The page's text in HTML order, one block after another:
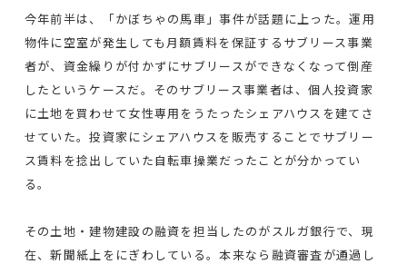
今年前半は、「かぼちゃの馬車」事件が話題に上った。運用
物件に空室が発生しても月額賃料を保証するサブリース事業
者が、資金繰りが付かずにサブリースができなくなって倒産
したというケースだ。そのサブリース事業者は、個人投資家
に土地を買わせて女性専用をうたったシェアハウスを建てさ
せていた。投資家にシェアハウスを販売することでサブリー
ス賃料を捻出していた自転車操業だったことが分かってい
る。
その土地・建物建設の融資を担当したのがスルガ銀行で、現
在、新聞紙上をにぎわしている。本来なら融資審査が通過し